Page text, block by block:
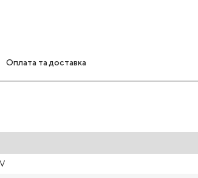
Оплата та доставка